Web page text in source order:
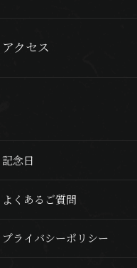
アクセス
記念日
よくあるご質問
プライバシーポリシー